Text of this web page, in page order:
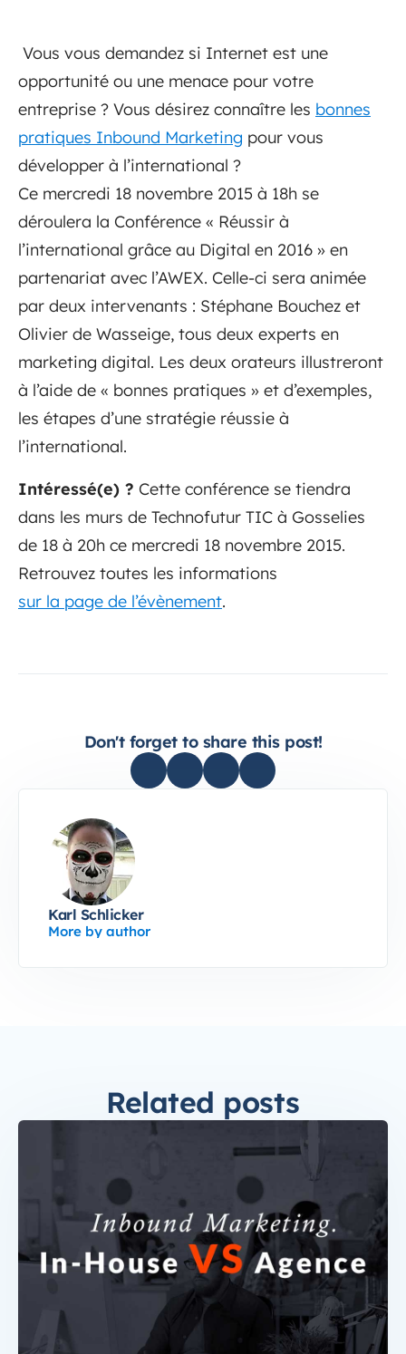
Vous vous demandez si Internet est une
opportunité ou une menace pour votre
entreprise ? Vous désirez connaître les bonnes
pratiques Inbound Marketing pour vous
développer à l’international ?
Ce mercredi 18 novembre 2015 à 18h se
déroulera la Conférence « Réussir à
l’international grâce au Digital en 2016 » en
partenariat avec l’AWEX. Celle-ci sera animée
par deux intervenants : Stéphane Bouchez et
Olivier de Wasseige, tous deux experts en
marketing digital. Les deux orateurs illustreront
à l’aide de « bonnes pratiques » et d’exemples,
les étapes d’une stratégie réussie à
l’international.
Intéressé(e) ? Cette conférence se tiendra
dans les murs de Technofutur TIC à Gosselies
de 18 à 20h ce mercredi 18 novembre 2015.
Retrouvez toutes les informations
sur la page de l’évènement.
Don't forget to share this post!
Karl Schlicker
More by author
Related posts